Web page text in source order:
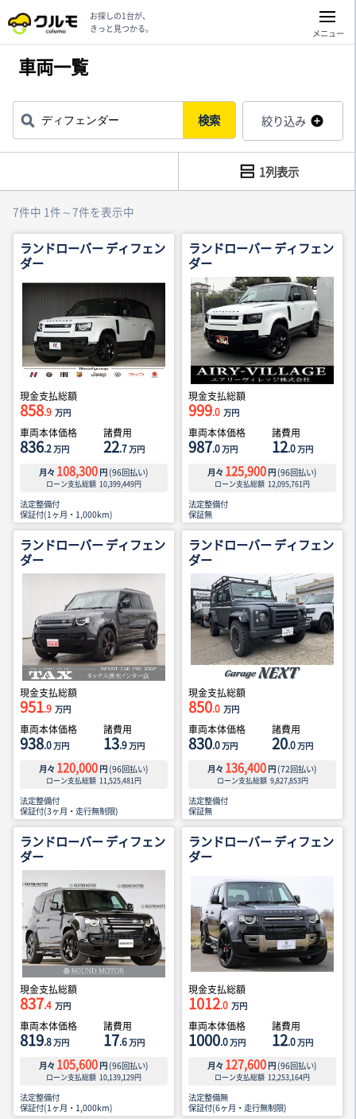
お探しの1台が、
きっと見つかる。
メニュー
車両一覧
検索 絞り込み
7件中 1件～7件を表示中
1列表示
ランドローバー ディフェン
ダー
現金支払総額
858.9 万円
車両本体価格
836.2万円
諸費用
22.7万円
月々 108,300 円 (96回払い)
ローン支払総額 10,399,449円
法定整備付
保証付(1ヶ月・1,000km)
ランドローバー ディフェン
ダー
現金支払総額
999.0 万円
車両本体価格
987.0万円
諸費用
12.0万円
月々 125,900 円 (96回払い)
ローン支払総額 12,095,761円
法定整備付
保証無
ランドローバー ディフェン
ダー
現金支払総額
951.9 万円
車両本体価格
938.0万円
諸費用
13.9万円
月々 120,000 円 (96回払い)
ローン支払総額 11,525,481円
法定整備付
保証付(3ヶ月・走行無制限)
ランドローバー ディフェン
ダー
現金支払総額
850.0 万円
車両本体価格
830.0万円
諸費用
20.0万円
月々 136,400 円 (72回払い)
ローン支払総額 9,827,853円
法定整備付
保証無
ランドローバー ディフェン
ダー
現金支払総額
837.4 万円
車両本体価格
819.8万円
諸費用
17.6万円
月々 105,600 円 (96回払い)
ローン支払総額 10,139,129円
法定整備付
保証付(1ヶ月・1,000km)
ランドローバー ディフェン
ダー
現金支払総額
1012.0 万円
車両本体価格
1000.0万円
諸費用
12.0万円
月々 127,600 円 (96回払い)
ローン支払総額 12,253,164円
法定整備無
保証付(6ヶ月・走行無制限)